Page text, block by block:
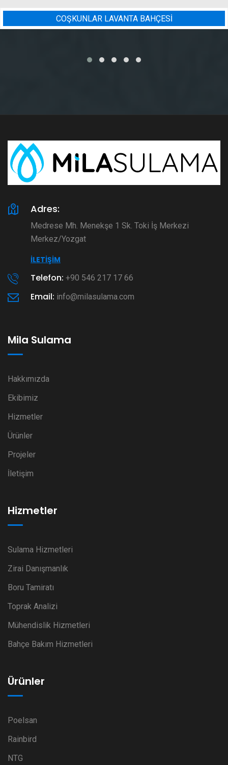
BADEM BAHÇESI
Adres:
Medrese Mh. Menekşe 1 Sk. Toki İş Merkezi
Merkez/Yozgat
İLETIŞIM
Telefon: +90 546 217 17 66
Email: info@milasulama.com
Mila Sulama
Hakkımızda
Ekibimiz
Hizmetler
Ürünler
Projeler
İletişim
Hizmetler
Sulama Hizmetleri
Zirai Danışmanlık
Boru Tamiratı
Toprak Analizi
Mühendislik Hizmetleri
Bahçe Bakım Hizmetleri
Ürünler
Poelsan
Rainbird
NTG